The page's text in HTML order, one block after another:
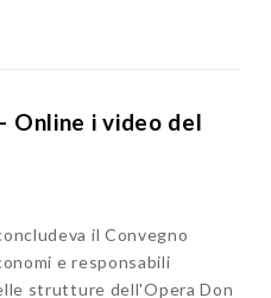
Online i video del
il Convegno
e responsabili
strutture dell'Opera Don